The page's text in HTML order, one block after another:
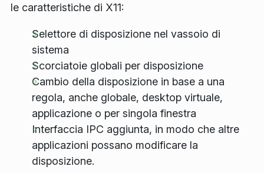
le caratteristiche di X11:
Selettore di disposizione nel vassoio di
sistema
Scorciatoie globali per disposizione
Cambio della disposizione in base a una
regola, anche globale, desktop virtuale,
applicazione o per singola finestra
Interfaccia IPC aggiunta, in modo che altre
applicazioni possano modificare la
disposizione.